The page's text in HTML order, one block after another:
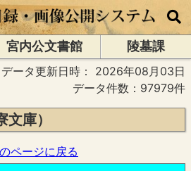
宮内公文書館
陵墓課
データ更新日時： 2026年08月03日
データ件数：97979件
庫）
ページに戻る